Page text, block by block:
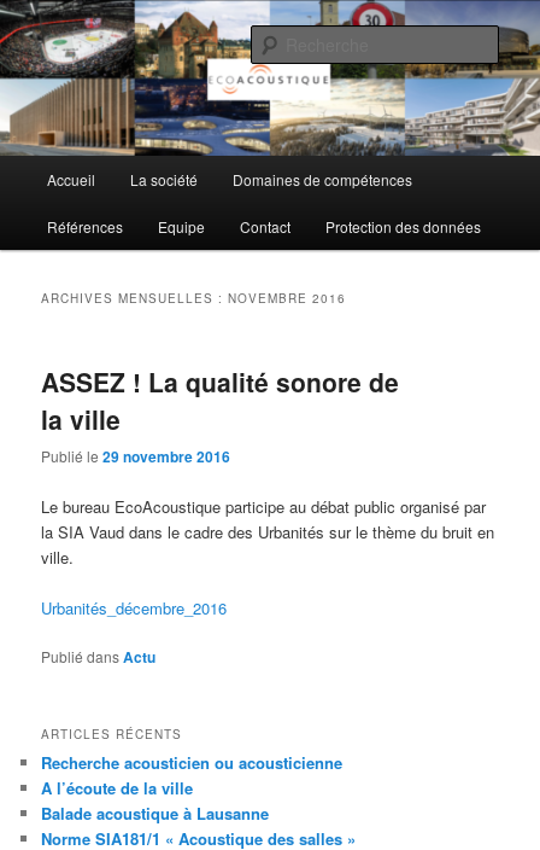
Aller
au
contenu
principal
Aller
au
contenu
secondaireEcoAcoustique SA
principal
Accueil La société Domaines de compétences
Références Equipe Contact Protection des données
ARCHIVES MENSUELLES :NOVEMBRE 2016
ASSEZ ! La qualité sonore de
la ville
Publié le29 novembre 2016
Le bureau EcoAcoustique participe au débat public organisé par
la SIA Vaud dans le cadre des Urbanités sur le thème du bruit en
ville.
Urbanités_décembre_2016
Publié dansActu
ARTICLES RÉCENTS
Recherche acousticien ou acousticienne
A l’écoute de la ville
Balade acoustique à Lausanne
Norme SIA181/1 « Acoustique des salles »